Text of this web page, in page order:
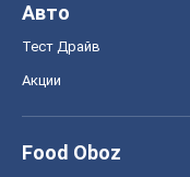
Авто
Тест Драйв
Акции
Food Oboz